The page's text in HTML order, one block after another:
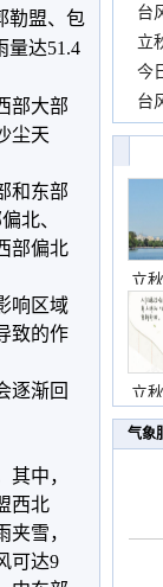
勒盟、包
量达51.4
部大部
尘天
和东部
北、
部偏北
响区域
致的作
逐渐回
中，
西北
雪，
可达9
台
长
立
前
今
一
台
高
立
立
气象